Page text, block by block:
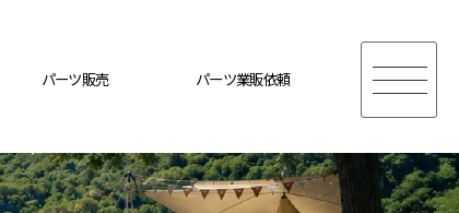
パーツ販売 パーツ業販依頼